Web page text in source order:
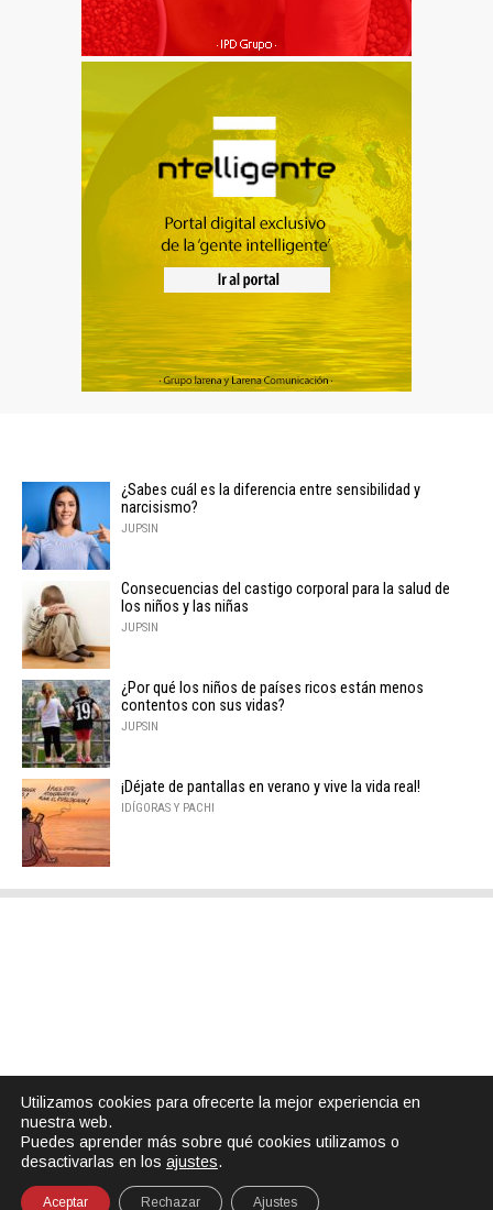
¿Sabes cuál es la diferencia entre sensibilidad y
narcisismo?
JUPSIN
Consecuencias del castigo corporal para la salud de
los niños y las niñas
JUPSIN
¿Por qué los niños de países ricos están menos
contentos con sus vidas?
JUPSIN
¡Déjate de pantallas en verano y vive la vida real!
IDÍGORAS Y PACHI
Utilizamos cookies para ofrecerte la mejor experiencia en
nuestra web.
Puedes aprender más sobre qué cookies utilizamos o
desactivarlas en los ajustes.
Aceptar Rechazar Ajustes